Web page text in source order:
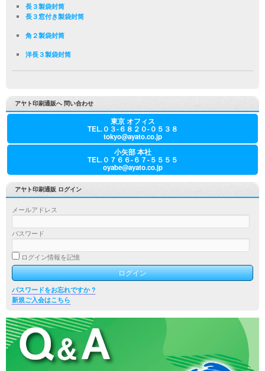
長３製袋封筒
長３窓付き製袋封筒
角２製袋封筒
洋長３製袋封筒
アヤト印刷通販へ 問い合わせ
東京 オフィス
TEL.０３-６８２０-０５３８
tokyo@ayato.co.jp
小矢部 本社
TEL.０７６６-６７-５５５５
oyabe@ayato.co.jp
アヤト印刷通販 ログイン
メールアドレス
パスワード
ログイン情報を記憶
パスワードをお忘れですか ?
新規ご入会はこちら